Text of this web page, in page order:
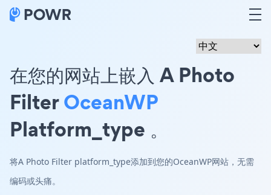
在您的网站上嵌入 A Photo
FilterOceanWP
Platform_type 。
将A Photo Filter platform_type添加到您的OceanWP网站，无需
编码或头痛。